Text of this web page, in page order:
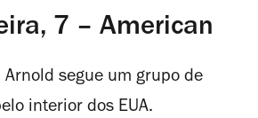
7 – American
segue um grupo de
interior dos EUA.